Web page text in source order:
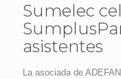
Sumelec
asistentes
La asociada de